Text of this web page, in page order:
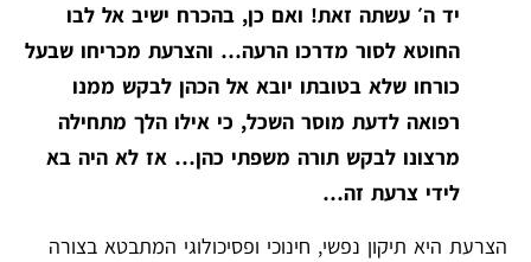
יד ה׳ עשתה זאת! ואם כן, בהכרח ישיב אל לבו
החוטא לסור מדרכו הרעה… והצרעת מכריחו שבעל
כורחו שלא בטובתו יובא אל הכהן לבקש ממנו
רפואה לדעת מוסר השכל, כי אילו הלך מתחילה
מרצונו לבקש תורה משפתי כהן… אז לא היה בא
לידי צרעת זה…
הצרעת היא תיקון נפשי, חינוכי ופסיכולוגי המתבטא בצורה